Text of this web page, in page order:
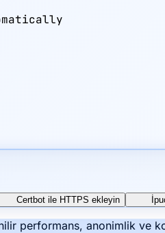
Certbot ile HTTPS ekleyin
performans, anonimlik ve